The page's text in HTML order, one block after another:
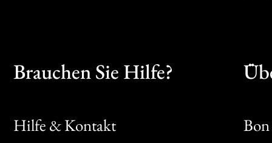
Brauchen Sie Hilfe?
Hilfe & Kontakt